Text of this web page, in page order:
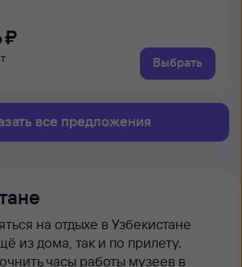
⁠₽
Выбрать
все предложения
на отдыхе в Узбекистане
из дома, так и по прилету.
часы работы музеев в